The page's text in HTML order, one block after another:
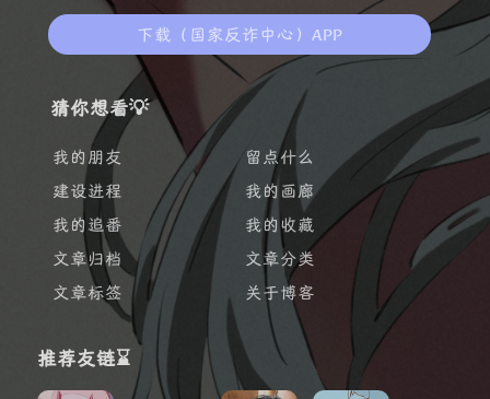
下载（国家反诈中心）APP
猜你想看💡
我的朋友
留点什么
建设进程
我的画廊
我的追番
我的收藏
文章归档
文章分类
文章标签
关于博客
推荐友链⌛